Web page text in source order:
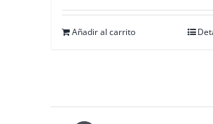
Añadir al carrito